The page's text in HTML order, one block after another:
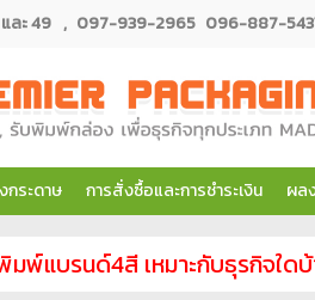
ละ 49 , 097-939-2965 096-887-
กระดาษ การสั่งซื้อและการชำระเงิน ผล
พ์แบรนด์4สี เหมาะกับธุรกิจใด